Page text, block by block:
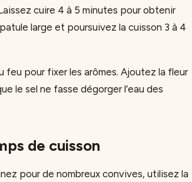
cuire 4 à 5 minutes pour obtenir
large et poursuivez la cuisson 3 à 4
pour fixer les arômes. Ajoutez la fleur
le sel ne fasse dégorger l’eau des
de cuisson
pour de nombreux convives, utilisez la